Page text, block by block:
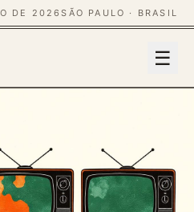
DE 2026SÃO PAULO · BRASIL
☰